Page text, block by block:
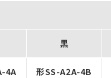
黒
4A 形SS-A2A-4B